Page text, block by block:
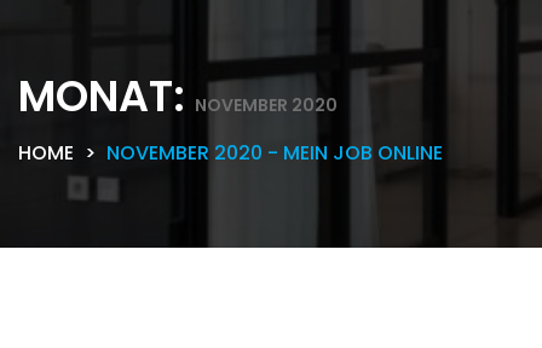
MONAT: NOVEMBER 2020
HOME NOVEMBER 2020 - MEIN JOB ONLINE